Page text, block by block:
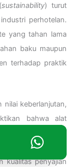
sustainability) turut
perhotelan.
yang tahan lama
baku maupun
terhadap praktik
nilai keberlanjutan,
bahwa alat
simbol
hospitality. Bagi
kualitas penyajian